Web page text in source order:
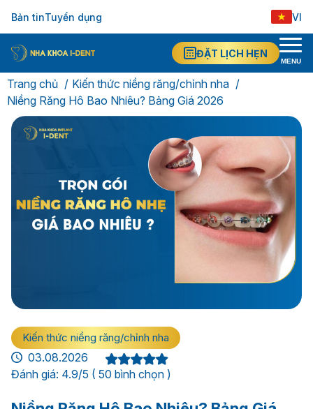
Bản tinTuyển dụng VI
ĐẶT LỊCH HẸN
MENU
Trang chủ
Kiến thức niềng răng/chỉnh nha
Niềng Răng Hô Bao Nhiêu? Bảng Giá 2026
Kiến thức niềng răng/chỉnh nha
03.08.2026
Đánh giá: 4.9/5 ( 50 bình chọn )